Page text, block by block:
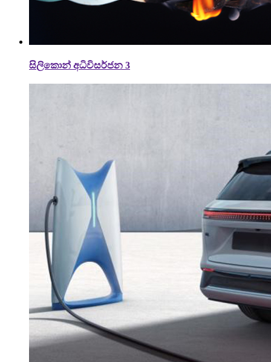
සිලිකොන් අධිවිසර්ජන 3